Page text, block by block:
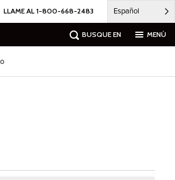
LLAME AL 1-800-668-2483 Español
BUSQUE EN MENÚ